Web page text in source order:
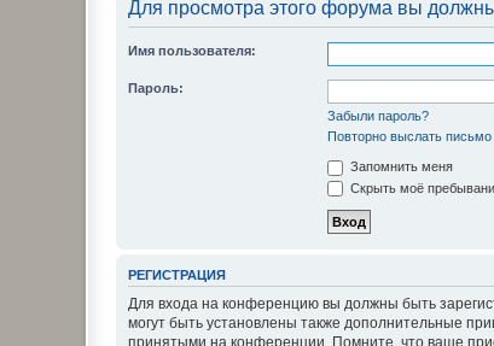
Для просмотра этого форума вы
Имя пользователя:
Пароль:
Забыли пароль?
Повторно выслать письмо
Запомнить меня
Скрыть моё
РЕГИСТРАЦИЯ
Для входа на конференцию вы должны быть
могут быть установлены также дополнительные
принятыми на конференции. Помните, что ваше